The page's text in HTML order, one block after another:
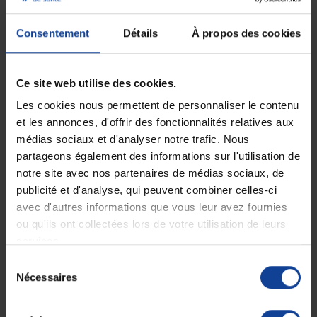
Consentement Détails À propos des cookies
Ce site web utilise des cookies.
Les cookies nous permettent de personnaliser le contenu
et les annonces, d'offrir des fonctionnalités relatives aux
médias sociaux et d'analyser notre trafic. Nous
partageons également des informations sur l'utilisation de
notre site avec nos partenaires de médias sociaux, de
publicité et d'analyse, qui peuvent combiner celles-ci
avec d'autres informations que vous leur avez fournies
ou qu'ils ont collectées lors de votre utilisation de leurs
Nécessaires
EN STOCK
Paire d'électrodes de
remplacement Ellune